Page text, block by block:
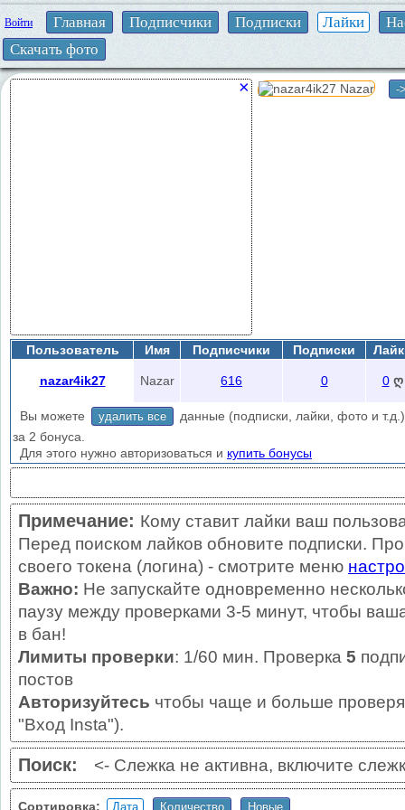
Войти Главная Подписчики Подписки Лайки
Скачать фото
× -
Пользователь Имя Подписчики Подписки
nazar4ik27 Nazar 616 0 0 ღ
Вы можете удалить все
данные (подписки, лайки, фото и т.д.)
за 2 бонуса.
Для этого нужно авторизоваться и купить бонусы
Примечание: Кому ставит лайки ваш
Перед поиском лайков обновите подписки.
своего токена (логина) - смотрите меню
Важно: Не запускайте одновременно
паузу между проверками 3-5 минут, чтобы
в бан!
Лимиты проверки: 1/60 мин. Проверка 5
постов
Авторизуйтесь чтобы чаще и больше
"Вход Insta").
Поиск: <- Слежка не активна, включите
Сортировка: